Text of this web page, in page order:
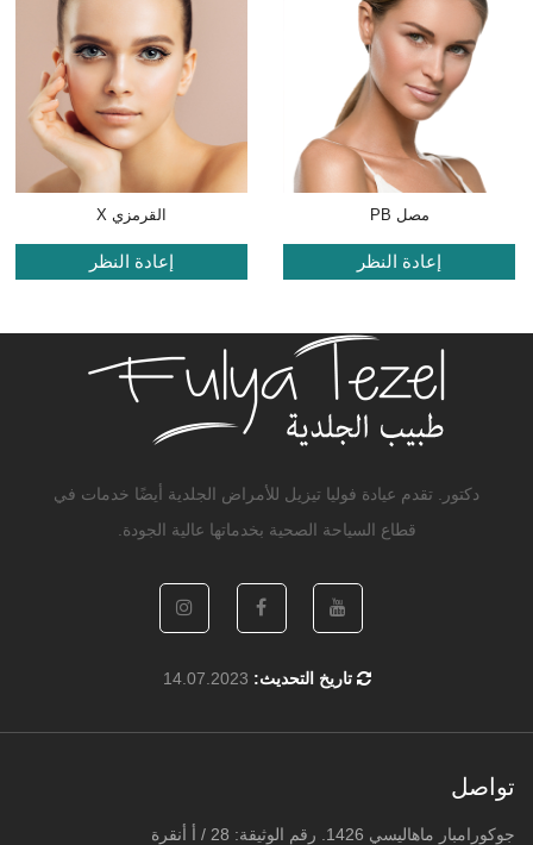
القرمزي X
إعادة النظر
مصل PB
إعادة النظر
دكتور. تقدم عيادة فوليا تيزيل للأمراض الجلدية أيضًا خدمات في
قطاع السياحة الصحية بخدماتها عالية الجودة.
تاريخ التحديث: 14.07.2023
تواصل
جوكورامبار ماهاليسي 1426. رقم الوثيقة: 28 / أ أنقرة